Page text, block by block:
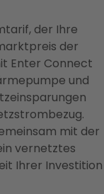
der Ihre
der
Enter Connect
und
mit der
vernetztes
Ihrer Investition